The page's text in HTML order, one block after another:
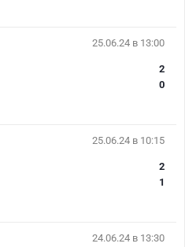
25.06.24 в 13:00
2
0
25.06.24 в 10:15
2
1
24.06.24 в 13:30